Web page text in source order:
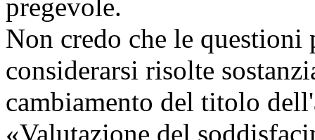
pregevole.
Non credo che le questioni
considerarsi risolte
cambiamento del titolo
«Valutazione del